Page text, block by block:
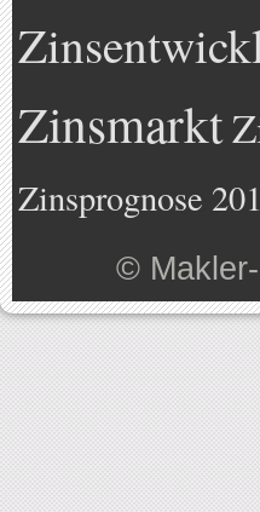
Zinsmarkt
Zinsprognose
©